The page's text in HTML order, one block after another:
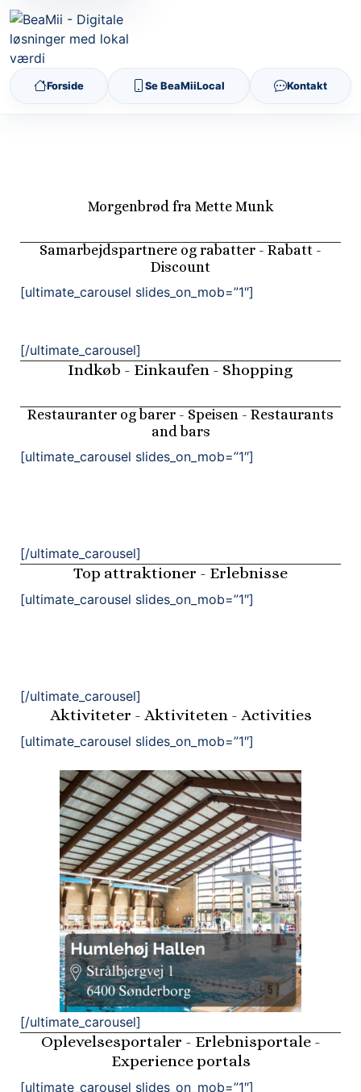
Forside Se BeaMiiLocal Kontakt
Morgenbrød fra Mette Munk
Samarbejdspartnere og rabatter - Rabatt -
Discount
[ultimate_carousel slides_on_mob=”1″]
[/ultimate_carousel]
Indkøb - Einkaufen - Shopping
Restauranter og barer - Speisen - Restaurants
and bars
[ultimate_carousel slides_on_mob=”1″]
[/ultimate_carousel]
Top attraktioner - Erlebnisse
[ultimate_carousel slides_on_mob=”1″]
[/ultimate_carousel]
Aktiviteter - Aktiviteten - Activities
[ultimate_carousel slides_on_mob=”1″]
[/ultimate_carousel]
Oplevelsesportaler - Erlebnisportale -
Experience portals
[ultimate_carousel slides_on_mob=”1″]